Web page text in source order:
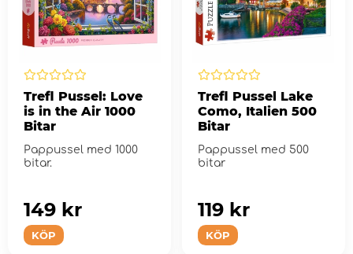
Trefl Pussel: Love
is in the Air 1000
Bitar
Pappussel med 1000
bitar.
KÖP
149 kr
Trefl Pussel Lake
Como, Italien 500
Bitar
Pappussel med 500
bitar
KÖP
119 kr